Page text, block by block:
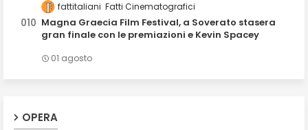
fattitaliani Fatti Cinematografici
Magna Graecia Film Festival, a Soverato stasera
gran finale con le premiazioni e Kevin Spacey
01 agosto
OPERA